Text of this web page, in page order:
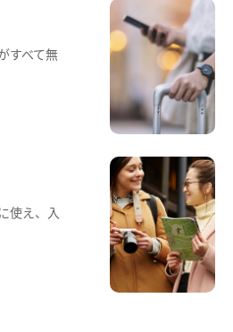
すべて無
使え、入